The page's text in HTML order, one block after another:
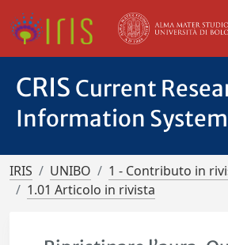
CRIS Current
Information System
IRIS UNIBO
1 - Contributo in
1.01 Articolo in rivista